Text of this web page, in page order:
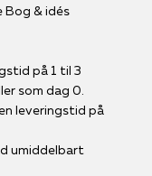
Bog & idés
på 1 til 3
som dag 0.
leveringstid på
umiddelbart